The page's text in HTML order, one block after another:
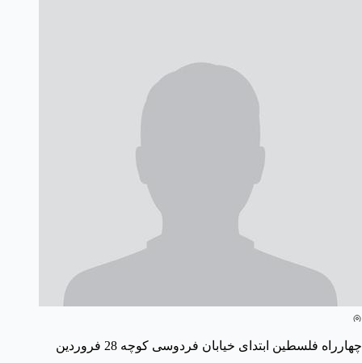
چهارراه فلسطین ابتدای خیابان فردوسی کوچه 28 فروردین